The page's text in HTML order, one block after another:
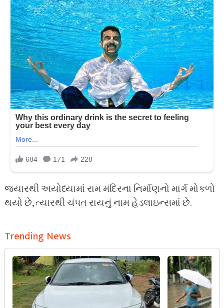
જ્યારથી અયોધ્યામાં રામ મંદિરના નિર્માણનો માર્ગ મોકળો
થયો છે, ત્યારથી ચંપત રાયનું નામ હેડલાઇન્સમાં છે.
Trending News